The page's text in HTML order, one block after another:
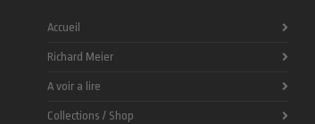
Accueil
Richard Meier
A voir a lire
Collections / Shop